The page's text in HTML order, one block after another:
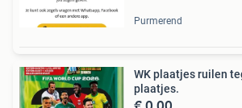
Purmerend
WK plaatjes ruilen
plaatjes.